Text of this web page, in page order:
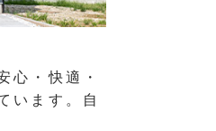
心・快適・
います。自